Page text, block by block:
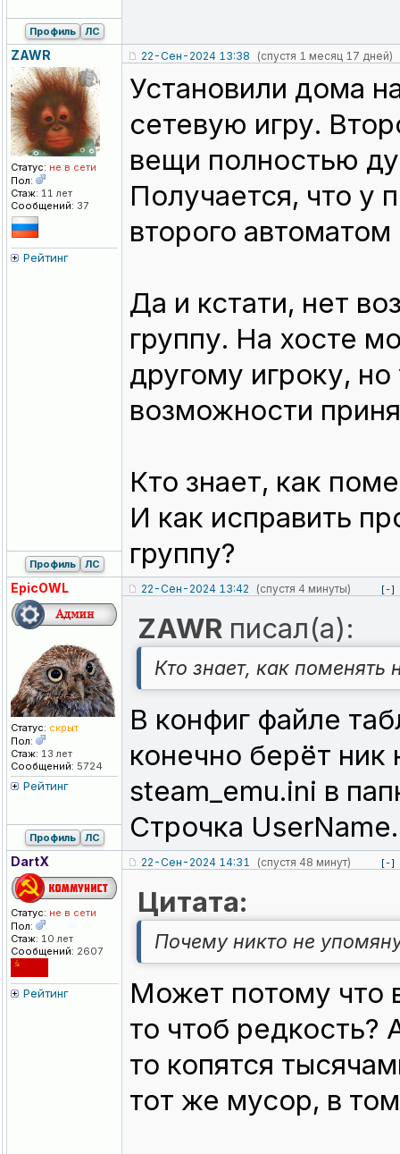
Профиль ЛС
ZAWR
Статус: не в сети
Пол:
Стаж: 11 лет
Сообщений: 37
Рейтинг
22-Сен-2024 13:38 (спустя 1 месяц 17 дней)
Установили дома
сетевую игру.
вещи полностью
Получается, что у
второго
Да и кстати, нет
группу. На хосте
другому игроку, но
возможности
Кто знает, как
И как исправить
группу?
Профиль ЛС
EpicOWL
Статус: скрыт
Пол:
Стаж: 13 лет
Сообщений: 5724
Рейтинг
22-Сен-2024 13:42 (спустя 4 минуты) [-]
ZAWR писал(а):
Кто знает, как поменять
В конфиг файле
конечно берёт
steam_emu.ini в
Строчка UserName.
Профиль ЛС
DartX
Статус: не в сети
Пол:
Стаж: 10 лет
Сообщений: 2607
Рейтинг
22-Сен-2024 14:31 (спустя 48 минут) [-]
Цитата:
Почему никто не
Может потому что
то чтоб
то копятся
тот же мусор, в